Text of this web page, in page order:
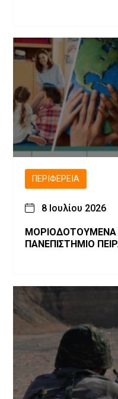
ΠΕΡΙΦΈΡΕΙΑ
8 Ιουλίου 2026
ΜΟΡΙΟΔΟΤΟΥΜΕΝΑ
ΠΑΝΕΠΙΣΤΗΜΙΟ